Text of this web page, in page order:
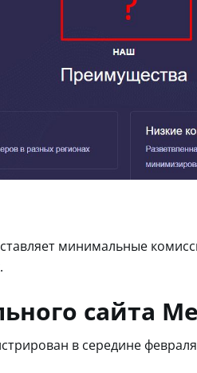
минимальные
сайта
в середине февраля